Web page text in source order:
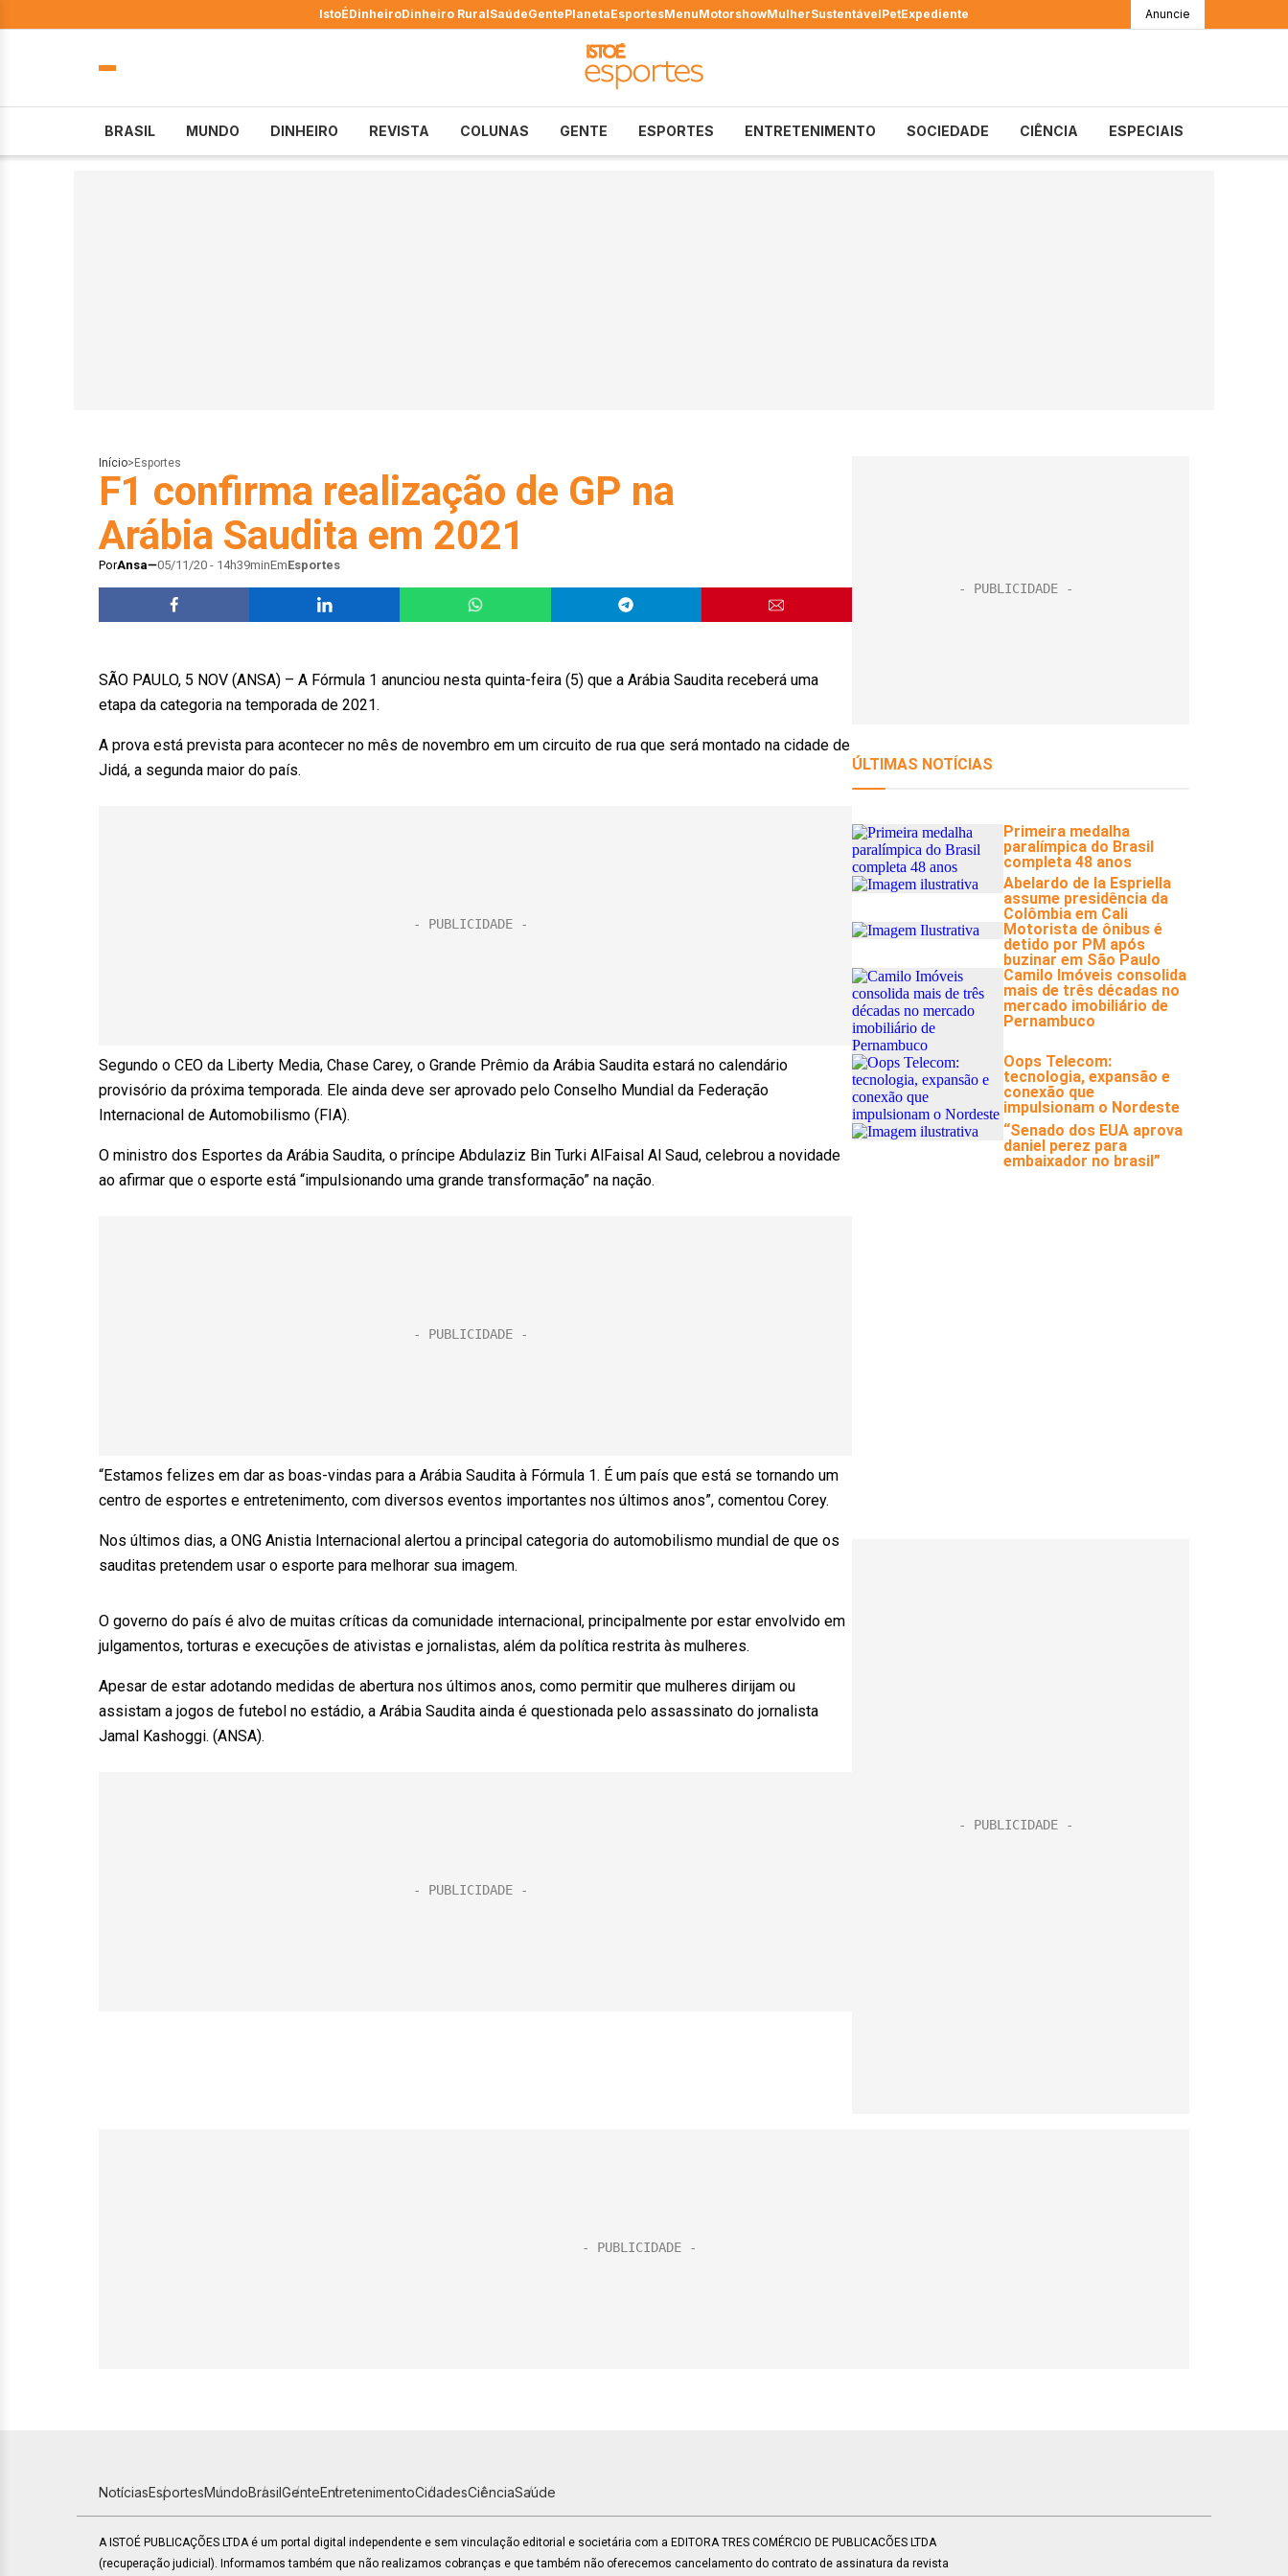
IstoÉDinheiroDinheiro RuralSaúdeGentePlanetaEsportesMenuMotorshowMulherSustentávelPetExpediente Anuncie
BRASIL MUNDO DINHEIRO REVISTA COLUNAS GENTE ESPORTES ENTRETENIMENTO SOCIEDADE CIÊNCIA ESPECIAIS
Início> Esportes
F1 confirma realização de GP na
Arábia Saudita em 2021
PorAnsa 05/11/20 - 14h39minEmEsportes
SÃO PAULO, 5 NOV (ANSA) – A Fórmula 1 anunciou nesta quinta-feira (5) que a Arábia Saudita receberá uma
etapa da categoria na temporada de 2021.
A prova está prevista para acontecer no mês de novembro em um circuito de rua que será montado na cidade de
Jidá, a segunda maior do país.
Segundo o CEO da Liberty Media, Chase Carey, o Grande Prêmio da Arábia Saudita estará no calendário
provisório da próxima temporada. Ele ainda deve ser aprovado pelo Conselho Mundial da Federação
Internacional de Automobilismo (FIA).
O ministro dos Esportes da Arábia Saudita, o príncipe Abdulaziz Bin Turki AlFaisal Al Saud, celebrou a novidade
ao afirmar que o esporte está “impulsionando uma grande transformação” na nação.
“Estamos felizes em dar as boas-vindas para a Arábia Saudita à Fórmula 1. É um país que está se tornando um
centro de esportes e entretenimento, com diversos eventos importantes nos últimos anos”, comentou Corey.
Nos últimos dias, a ONG Anistia Internacional alertou a principal categoria do automobilismo mundial de que os
sauditas pretendem usar o esporte para melhorar sua imagem.
O governo do país é alvo de muitas críticas da comunidade internacional, principalmente por estar envolvido em
julgamentos, torturas e execuções de ativistas e jornalistas, além da política restrita às mulheres.
Apesar de estar adotando medidas de abertura nos últimos anos, como permitir que mulheres dirijam ou
assistam a jogos de futebol no estádio, a Arábia Saudita ainda é questionada pelo assassinato do jornalista
Jamal Kashoggi. (ANSA).
NotíciasEsportesMundoBrasilGenteEntretenimentoCidadesCiênciaSaúde
A ISTOÉ PUBLICAÇÕES LTDA é um portal digital independente e sem vinculação editorial e societária com a EDITORA TRES COMÉRCIO DE PUBLICACÕES LTDA
(recuperação judicial). Informamos também que não realizamos cobranças e que também não oferecemos cancelamento do contrato de assinatura da revista